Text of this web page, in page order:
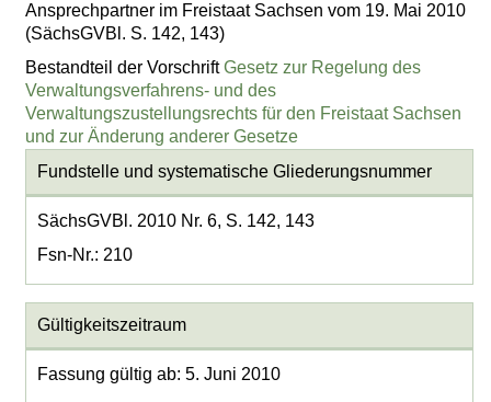
Ansprechpartner im Freistaat Sachsen vom 19. Mai 2010
(SächsGVBl. S. 142, 143)
Bestandteil der VorschriftGesetz zur Regelung des
Verwaltungsverfahrens- und des
Verwaltungszustellungsrechts für den Freistaat Sachsen
und zur Änderung anderer Gesetze
Fundstelle und systematische Gliederungsnummer
SächsGVBl. 2010 Nr. 6, S. 142, 143
Fsn-Nr.: 210
Gültigkeitszeitraum
Fassung gültig ab: 5. Juni 2010